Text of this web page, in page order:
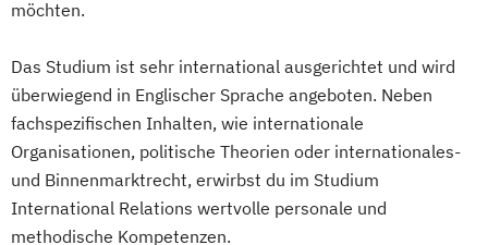
Special Education
möchten.
Das Studium ist sehr international ausgerichtet und wird
überwiegend in Englischer Sprache angeboten. Neben
fachspezifischen Inhalten, wie internationale
Organisationen, politische Theorien oder internationales-
und Binnenmarktrecht, erwirbst du im Studium
International Relations wertvolle personale und
methodische Kompetenzen.